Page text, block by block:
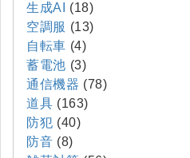
生成AI
(18)
空調服 (13)
自転車 (4)
蓄電池 (3)
通信機器 (78)
道具 (163)
防犯 (40)
防音 (8)